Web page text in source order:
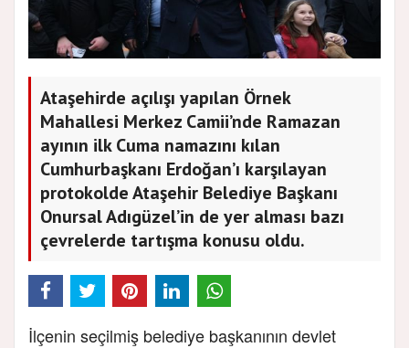
Ataşehirde açılışı yapılan Örnek
Mahallesi Merkez Camii’nde Ramazan
ayının ilk Cuma namazını kılan
Cumhurbaşkanı Erdoğan’ı karşılayan
protokolde Ataşehir Belediye Başkanı
Onursal Adıgüzel’in de yer alması bazı
çevrelerde tartışma konusu oldu.
İlçenin seçilmiş belediye başkanının devlet